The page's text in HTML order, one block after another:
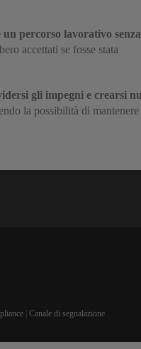
percorso lavorativo senza
accettati se fosse stata
gli impegni e crearsi
la possibilità di
Canale di segnalazione